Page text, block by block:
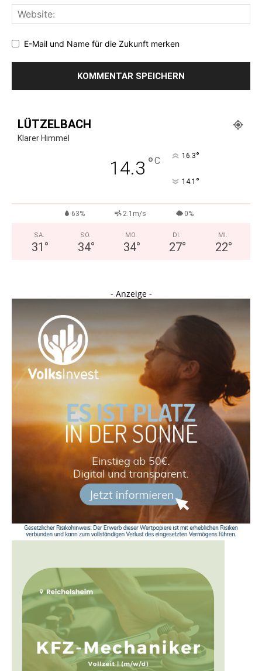
E-Mail und Name für die Zukunft merken
LÜTZELBACH
Klarer Himmel
14.3 °C 16.3°
14.1 °
63% 2.1m/s 0%
SA.
31 °
SO.
34°
MO.
34°
DI.
27°
MI.
22°
- Anzeige -